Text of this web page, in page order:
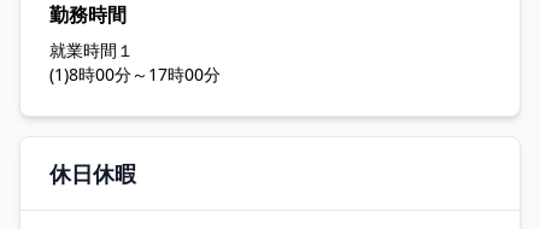
勤務時間
就業時間１
(1)8時00分～17時00分
休日休暇